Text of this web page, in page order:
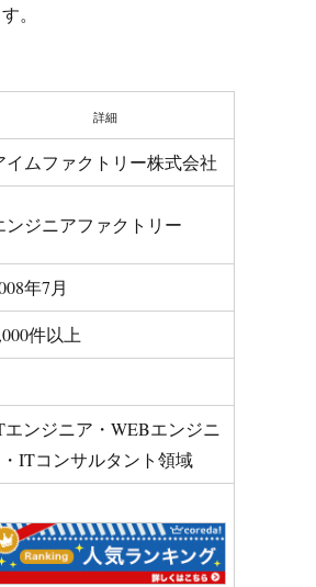
。
詳細
イムファクトリー株式会社
ンジニアファクトリー
年7月
件以上
エンジニア・WEBエンジニ
ITコンサルタント領域